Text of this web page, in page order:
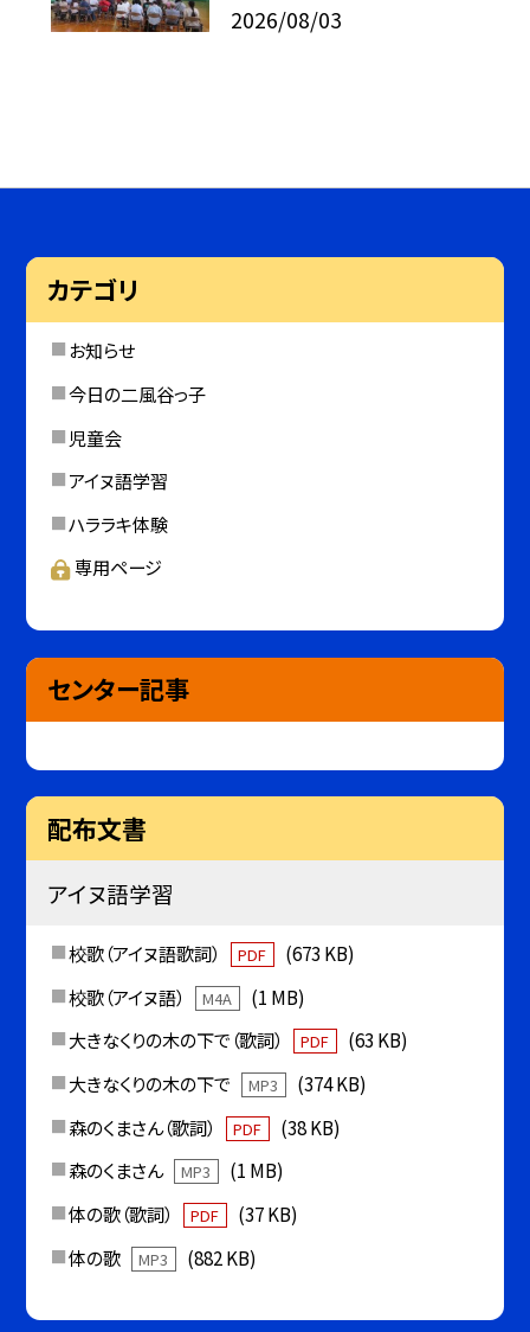
2026/08/03
カテゴリ
お知らせ
今日の二風谷っ子
児童会
アイヌ語学習
ハララキ体験
専用ページ
センター記事
配布文書
アイヌ語学習
校歌（アイヌ語歌詞） PDF
(673 KB)
校歌（アイヌ語）
M4A
(1 MB)
大きなくりの木の下で（歌詞）
PDF
(63 KB)
大きなくりの木の下で
MP3
(374 KB)
森のくまさん（歌詞）
PDF
(38 KB)
森のくまさん
MP3
(1 MB)
体の歌（歌詞）
PDF
(37 KB)
体の歌
MP3 (882 KB)